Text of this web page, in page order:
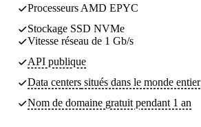
Processeurs AMD EPYC
Stockage SSD NVMe
Vitesse réseau de 1 Gb/s
API publique
Data centers situés dans le monde entier
Nom de domaine gratuit pendant 1 an